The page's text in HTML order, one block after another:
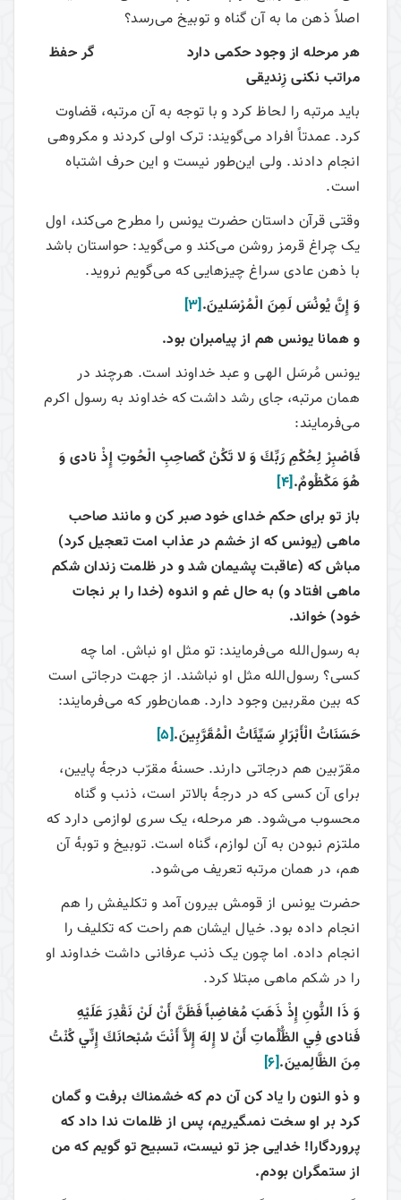
اصلاً ذهن ما به آن گناه و توبیخ می‌رسد؟
هر مرحله از وجود حکمی دارد گر حفظ
مراتب نکنی زِندیقی
باید مرتبه را لحاظ کرد و با توجه به آن مرتبه، قضاوت
کرد. عمدتاً افراد می‌گویند: ترک اولی کردند و مکروهی
انجام دادند. ولی این‌طور نیست و این حرف اشتباه
است.
وقتی قرآن داستان حضرت یونس را مطرح می‌کند، اول
یک چراغ قرمز روشن می‌کند و می‌گوید: حواستان باشد
با ذهن عادی سراغ چیزهایی که می‌گویم نروید.
وَ إِنَّ يُونُسَ لَمِنَ الْمُرْسَلينَ.[3]
و همانا يونس هم از پيامبران بود.
یونس مُرسَل الهی و عبد خداوند است. هرچند در
همان مرتبه، جای رشد داشت که خداوند به رسول اکرم
می‌فرمایند:
فَاصْبِرْ لِحُكْمِ رَبِّكَ وَ لا تَكُنْ كَصاحِبِ الْحُوتِ إِذْ نادى‏ وَ
هُوَ مَكْظُومٌ.[4]
باز تو براى حكم خداى خود صبر كن و مانند صاحب
ماهى (يونس كه از خشم در عذاب امت تعجيل كرد)
مباش كه (عاقبت پشيمان شد و در ظلمت زندان شكم
ماهى افتاد و) به حال غم و اندوه (خدا را بر نجات
خود) خواند.
به رسول‌الله می‌فرمایند: تو مثل او نباش. اما چه
کسی؟ رسول‌الله مثل او نباشند. از جهت درجاتی است
که بین مقربین وجود دارد. همان‌طور که می‌فرمایند:
حَسَنَاتُ‏ الْأَبْرَارِ سَيِّئَاتُ‏ الْمُقَرَّبِينَ‏.[5]
مقرّبین هم درجاتی دارند. حسنهٔ مقرّب درجهٔ پایین،
برای آن کسی که در درجهٔ بالاتر است، ذنب و گناه
محسوب می‌شود. هر مرحله، یک سری لوازمی دارد که
ملتزم نبودن به آن لوازم، گناه است. توبیخ و توبهٔ آن
هم، در همان مرتبه تعریف می‌شود.
حضرت یونس از قومش بیرون آمد و تکلیفش را هم
انجام داده بود. خیال ایشان هم راحت که تکلیف را
انجام داده. اما چون یک ذنب عرفانی داشت خداوند او
را در شکم ماهی مبتلا کرد.
وَ ذَا النُّونِ إِذْ ذَهَبَ مُغاضِباً فَظَنَّ أَنْ لَنْ نَقْدِرَ عَلَيْهِ
فَنادى‏ فِي الظُّلُماتِ أَنْ لا إِلهَ إِلاَّ أَنْتَ سُبْحانَكَ إِنِّي كُنْتُ
مِنَ الظَّالِمينَ.[6]
و ذو النون را ياد كن آن دم كه خشمناك برفت و گمان
كرد بر او سخت نمى‏گيريم، پس از ظلمات ندا داد كه
پروردگارا! خدايى جز تو نيست، تسبيح تو گويم كه من
از ستمگران بودم.